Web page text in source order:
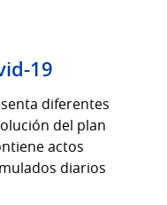
19
diferentes
del plan
actos
diarios